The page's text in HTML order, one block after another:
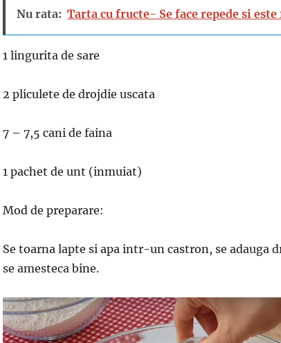
Nu rata: Tarta cu fructe- Se face repede si
1 lingurita de sare
2 pliculete de drojdie uscata
7 – 7,5 cani de faina
1 pachet de unt (inmuiat)
Mod de preparare:
Se toarna lapte si apa intr-un castron, se adauga
se amesteca bine.